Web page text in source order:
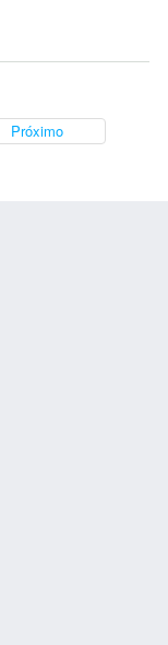
Próximo